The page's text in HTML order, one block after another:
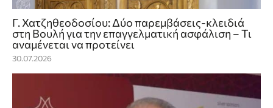
Γ. Χατζηθεοδοσίου: Δύο παρεμβάσεις-κλειδιά
στη Βουλή για την επαγγελματική ασφάλιση – Τι
αναμένεται να προτείνει
30.07.2026